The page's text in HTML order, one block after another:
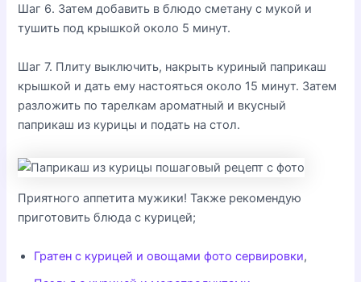
Шаг 6. Затем добавить в блюдо сметану с мукой и
тушить под крышкой около 5 минут.
Шаг 7. Плиту выключить, накрыть куриный паприкаш
крышкой и дать ему настояться около 15 минут. Затем
разложить по тарелкам ароматный и вкусный
паприкаш из курицы и подать на стол.
Приятного аппетита мужики! Также рекомендую
приготовить блюда с курицей;
Гратен с курицей и овощами фото сервировки,